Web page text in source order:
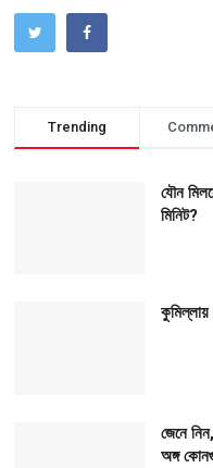
Trending
যৌন
মিনিট?
কুমিল্লায়
জেনে
অঙ্গ